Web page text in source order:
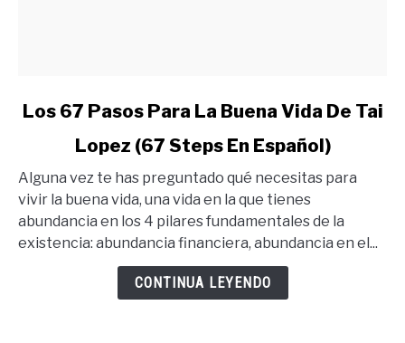
link
67
Pasos
Para
Los 67 Pasos Para La Buena Vida De Tai
Lopez (67 Steps En Español)
Alguna vez te has preguntado qué necesitas para
vivir la buena vida, una vida en la que tienes
abundancia en los 4 pilares fundamentales de la
existencia: abundancia financiera, abundancia en el...
CONTINUA LEYENDO